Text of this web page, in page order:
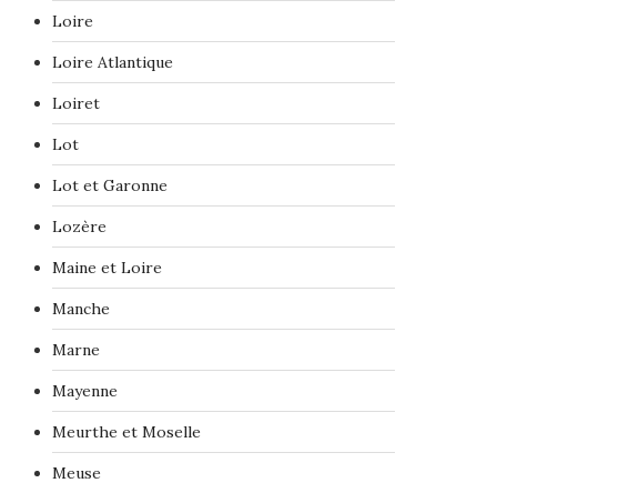
Loire
Loire Atlantique
Loiret
Lot
Lot et Garonne
Lozère
Maine et Loire
Manche
Marne
Mayenne
Meurthe et Moselle
Meuse